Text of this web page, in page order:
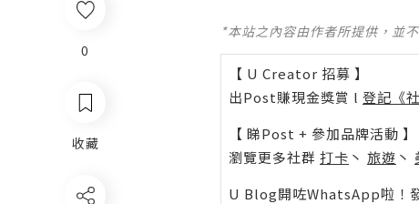
0
收藏
*本站之內容由作者所提供，並
【 U Creator 招募 】
出Post賺現金獎賞 l 登記《
【 睇Post + 參加品牌活動 】
瀏覽更多社群 打卡 丶 旅遊 丶
U Blog開咗WhatsApp啦！